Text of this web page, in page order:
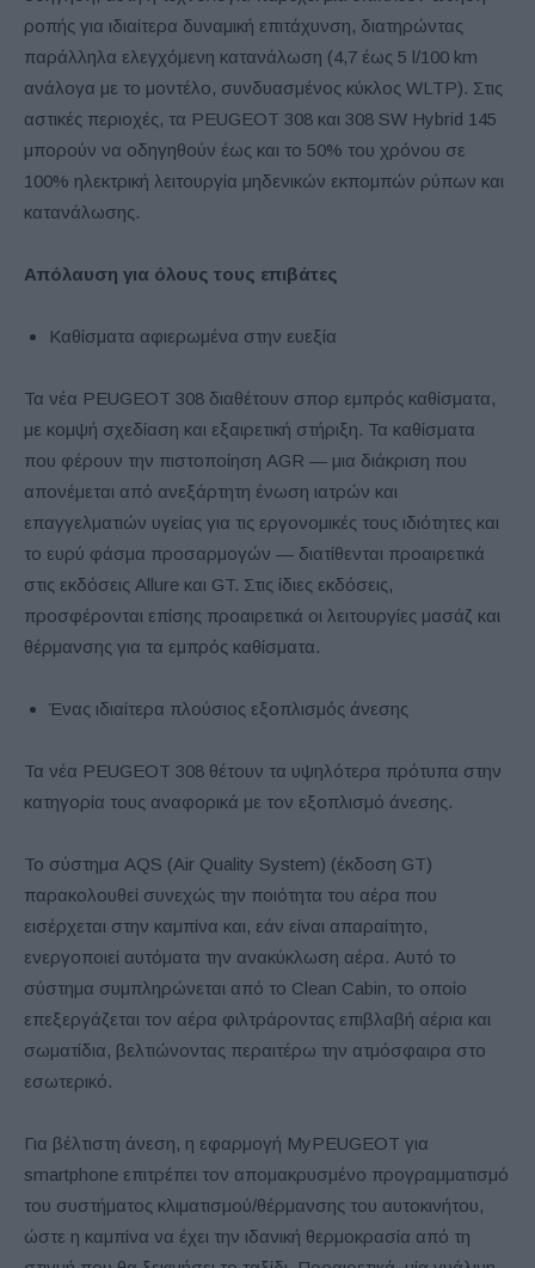
ροπής για ιδιαίτερα δυναμική επιτάχυνση, διατηρώντας
παράλληλα ελεγχόμενη κατανάλωση (4,7 έως 5 l/100 km
ανάλογα με το μοντέλο, συνδυασμένος κύκλος WLTP). Στις
αστικές περιοχές, τα PEUGEOT 308 και 308 SW Hybrid 145
μπορούν να οδηγηθούν έως και το 50% του χρόνου σε
100% ηλεκτρική λειτουργία μηδενικών εκπομπών ρύπων και
κατανάλωσης.
Απόλαυση για όλους τους επιβάτες
Καθίσματα αφιερωμένα στην ευεξία
Τα νέα PEUGEOT 308 διαθέτουν σπορ εμπρός καθίσματα,
με κομψή σχεδίαση και εξαιρετική στήριξη. Τα καθίσματα
που φέρουν την πιστοποίηση AGR — μια διάκριση που
απονέμεται από ανεξάρτητη ένωση ιατρών και
επαγγελματιών υγείας για τις εργονομικές τους ιδιότητες και
το ευρύ φάσμα προσαρμογών — διατίθενται προαιρετικά
στις εκδόσεις Allure και GT. Στις ίδιες εκδόσεις,
προσφέρονται επίσης προαιρετικά οι λειτουργίες μασάζ και
θέρμανσης για τα εμπρός καθίσματα.
Ένας ιδιαίτερα πλούσιος εξοπλισμός άνεσης
Τα νέα PEUGEOT 308 θέτουν τα υψηλότερα πρότυπα στην
κατηγορία τους αναφορικά με τον εξοπλισμό άνεσης.
Το σύστημα AQS (Air Quality System) (έκδοση GT)
παρακολουθεί συνεχώς την ποιότητα του αέρα που
εισέρχεται στην καμπίνα και, εάν είναι απαραίτητο,
ενεργοποιεί αυτόματα την ανακύκλωση αέρα. Αυτό το
σύστημα συμπληρώνεται από το Clean Cabin, το οποίο
επεξεργάζεται τον αέρα φιλτράροντας επιβλαβή αέρια και
σωματίδια, βελτιώνοντας περαιτέρω την ατμόσφαιρα στο
εσωτερικό.
Για βέλτιστη άνεση, η εφαρμογή MyPEUGEOT για
smartphone επιτρέπει τον απομακρυσμένο προγραμματισμό
του συστήματος κλιματισμού/θέρμανσης του αυτοκινήτου,
ώστε η καμπίνα να έχει την ιδανική θερμοκρασία από τη